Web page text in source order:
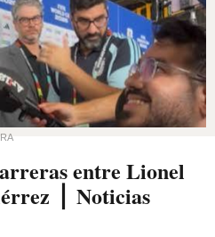
entre Lionel
⎪ Noticias